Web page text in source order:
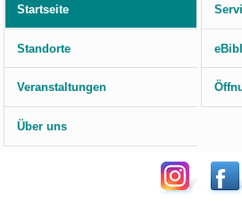
Startseite
Standorte
Veranstaltungen
Über uns